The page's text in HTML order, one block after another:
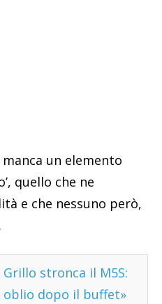
un elemento
quello che ne
e che nessuno però,
Grillo stronca il M5S:
oblio dopo il buffet»